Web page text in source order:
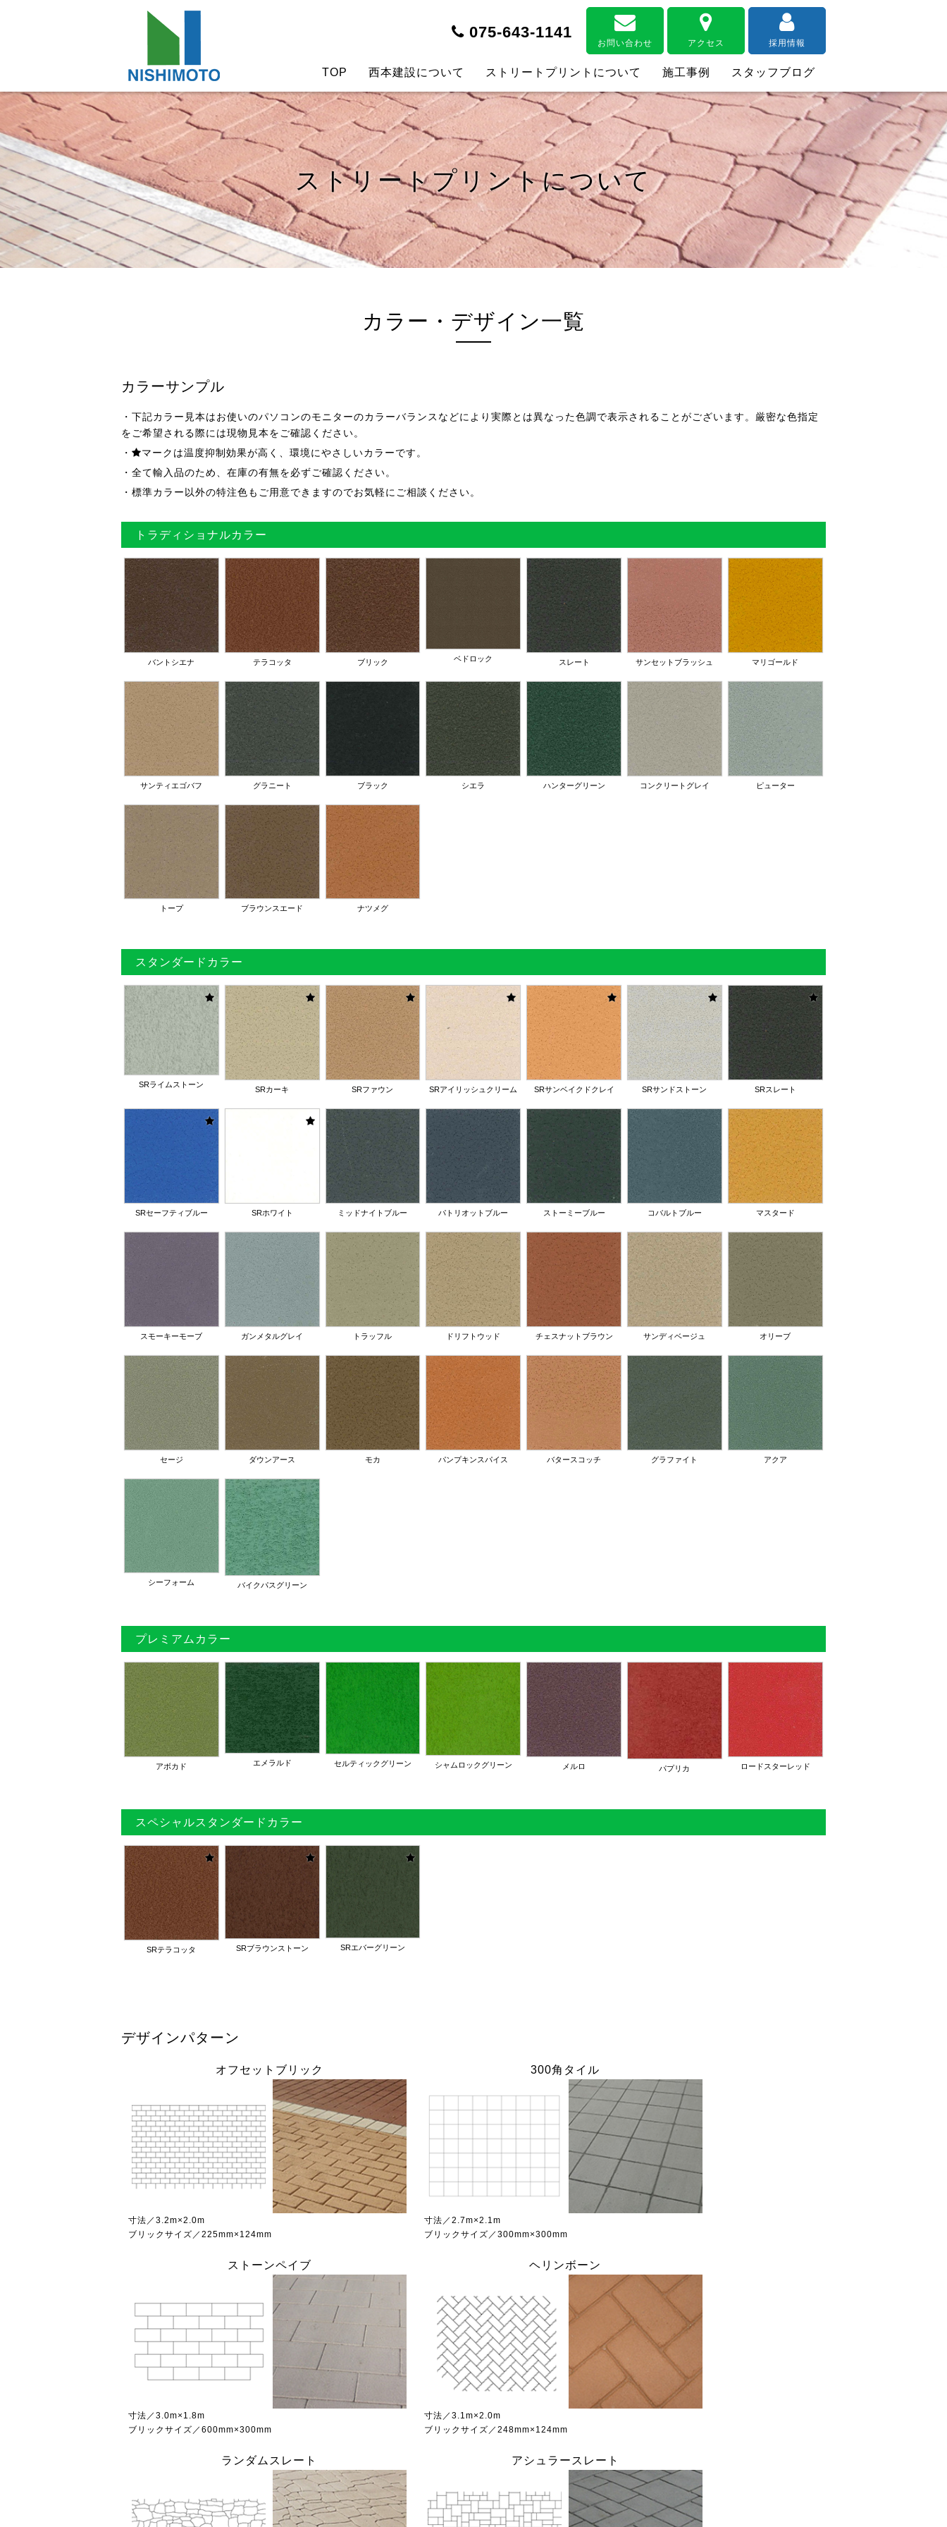
075-643-1141
お問い合わせ アクセス 採用情報
TOP 西本建設について ストリートプリントについて 施工事例 スタッフブログ
ストリートプリントについて
カラー・デザイン一覧
カラーサンプル
・下記カラー見本はお使いのパソコンのモニターのカラーバランスなどにより実際とは異なった色調で表示されることがございます。厳密な色指定
をご希望される際には現物見本をご確認ください。
・
マークは温度抑制効果が高く、環境にやさしいカラーです。
・全て輸入品のため、在庫の有無を必ずご確認ください。
・標準カラー以外の特注色もご用意できますのでお気軽にご相談ください。
トラディショナルカラー
バントシエナ テラコッタ ブリック ベドロック スレート サンセットブラッシュ マリゴールド
サンティエゴバフ グラニート ブラック シエラ ハンターグリーン コンクリートグレイ ピューター
トープ ブラウンスエード ナツメグ
スタンダードカラー
SRライムストーン
SRカーキ SRファウン SRアイリッシュクリーム SRサンベイクドクレイ SRサンドストーン SRスレート
SRセーフティブルー SRホワイト ミッドナイトブルー パトリオットブルー ストーミーブルー コバルトブルー マスタード
スモーキーモーブ ガンメタルグレイ トラッフル ドリフトウッド チェスナットブラウン サンディベージュ オリーブ
セージ ダウンアース モカ パンプキンスパイス バタースコッチ グラファイト アクア
シーフォーム バイクパスグリーン
プレミアムカラー
アボカド エメラルド セルティックグリーン シャムロックグリーン メルロ パプリカ ロードスターレッド
スペシャルスタンダードカラー
SRテラコッタ SRブラウンストーン SRエバーグリーン
デザインパターン
オフセットブリック
寸法／3.2m×2.0m
ブリックサイズ／225mm×124mm
300角タイル
寸法／2.7m×2.1m
ブリックサイズ／300mm×300mm
ストーンペイブ
寸法／3.0m×1.8m
ブリックサイズ／600mm×300mm
ヘリンボーン
寸法／3.1m×2.0m
ブリックサイズ／248mm×124mm
ランダムスレート アシュラースレート